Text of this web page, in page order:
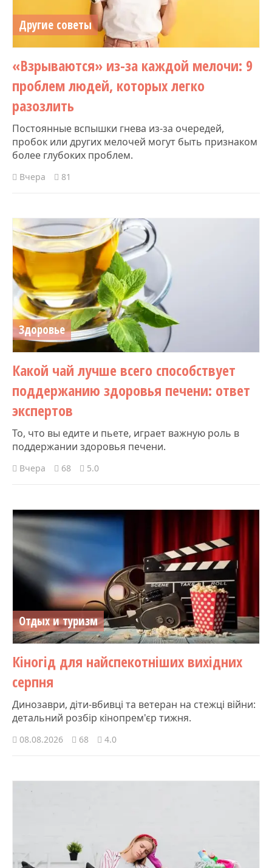
Другие советы
«Взрываются» из-за каждой мелочи: 9
проблем людей, которых легко
разозлить
Постоянные вспышки гнева из-за очередей,
пробок или других мелочей могут быть признаком
более глубоких проблем.
Вчера 81
Здоровье
Какой чай лучше всего способствует
поддержанию здоровья печени: ответ
экспертов
То, что вы едите и пьете, играет важную роль в
поддержании здоровья печени.
Вчера 68 5.0
Отдых и туризм
Кіногід для найспекотніших вихідних
серпня
Динозаври, діти-вбивці та ветеран на стежці війни:
детальний розбір кінопрем'єр тижня.
08.08.2026 68 4.0